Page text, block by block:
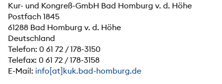
Kur- und Kongreß-GmbH Bad Homburg v. d. Höhe
Postfach 1845
61288 Bad Homburg v. d. Höhe
Deutschland
Telefon: 0 61 72 / 178-3150
Telefax: 0 61 72 / 178-3158
E-Mail: info[at]kuk.bad-homburg.de